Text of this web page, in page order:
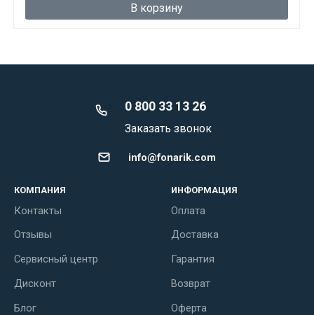
В корзину
0 800 33 13 26
Заказать звонок
info@fonarik.com
КОМПАНИЯ
Контакты
Отзывы
Сервисный центр
Дисконт
Блог
ИНФОРМАЦИЯ
Оплата
Доставка
Гарантия
Возврат
Оферта